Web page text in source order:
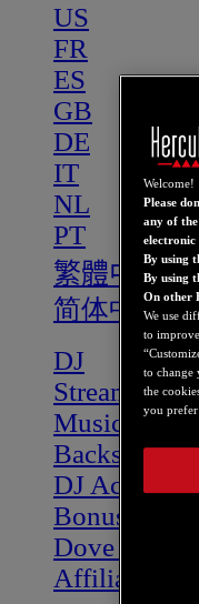
US
FR
ES
GB
DE
IT
NL
PT
繁體中文
简体中文
DJ
Stream
Musica
Backstage
DJ Academy
Bonus
Dove
Affiliate
Welcome!
Please
any of
electronic
By using
By using
On other
We use
to
to change
the
you